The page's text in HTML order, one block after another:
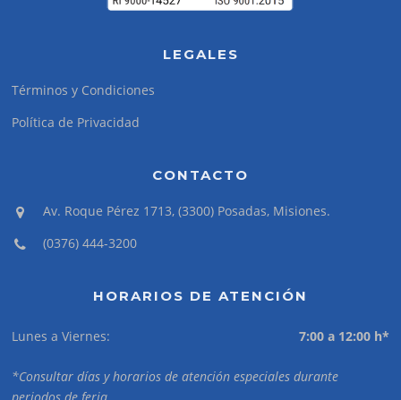
LEGALES
Términos y Condiciones
Política de Privacidad
CONTACTO
Av. Roque Pérez 1713, (3300) Posadas, Misiones.
(0376) 444-3200
HORARIOS DE ATENCIÓN
Lunes a Viernes: 7:00 a 12:00 h*
*Consultar días y horarios de atención especiales durante